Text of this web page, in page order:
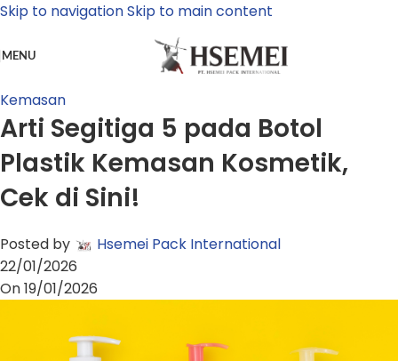
Skip to navigationSkip to main content
MENU
Kemasan
Arti Segitiga 5 pada Botol
Plastik Kemasan Kosmetik,
Cek di Sini!
Posted by
Hsemei Pack International
22/01/2026
On 19/01/2026